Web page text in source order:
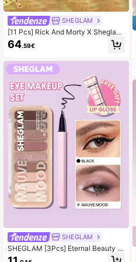
SHEGLAM
[11 Pcs] Rick And Morty X Sheglam
Collezione Completa - Edizione Se
nza Confezione Marca Di Bellezza
azze
64.59€
SHEGLAM
SHEGLAM [3Pcs] Eternal Beauty S
et Ombretto, Eyeliner E Balsamo La